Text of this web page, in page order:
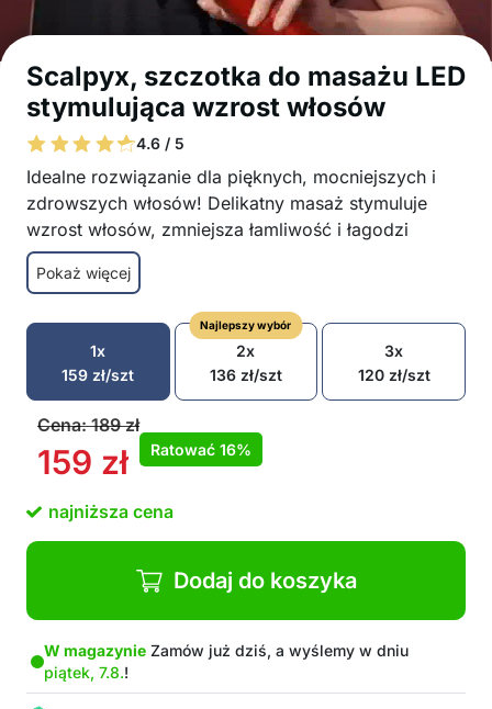
Scalpyx, szczotka do masażu LED
stymulująca wzrost włosów
4.6 / 5
Idealne rozwiązanie dla pięknych, mocniejszych i
zdrowszych włosów! Delikatny masaż stymuluje
wzrost włosów, zmniejsza łamliwość i łagodzi
napięcie – dla zauważalnie lepszego samopoczucia i
bardziej lśniącej fryzury.
Stymuluje wzrost włosów poprzez poprawę
krążenia krwi w skórze głowy
Stymuluje krążenie i odżywienie mieszków
włosowych
Zmniejsza łamliwość i rozdwajanie końcówek
Poprawia strukturę przy regularnym stosowaniu
i zdrowie włosów
masażowi
Odpowiednia dla wszystkich rodzajów włosów i
codziennego użytku
Możesz również dodać ulubiony olejek lub
serum do głowicy szczotki, jeśli chcesz
W opakowaniu: 1× szczotka do masażu, 1x
kabel
Pokaż więcej
1x
159 zł/szt
Najlepszy wybór
2x
136 zł/szt
3x
120 zł/szt
Cena:189zł
159 zł Ratować 16%
najniższa cena
Dodaj do koszyka
W magazynie Zamów już dziś, a wyślemy w dniu
piątek, 7.8.!